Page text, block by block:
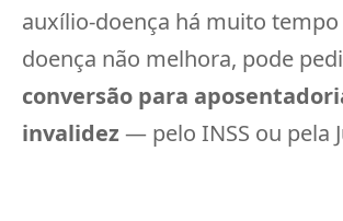
auxílio-doença há muito tempo
doença não melhora, pode
conversão para
invalidez— pelo INSS ou pela